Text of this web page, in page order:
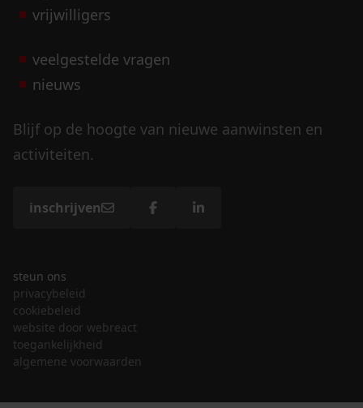
vrijwilligers
veelgestelde vragen
nieuws
Blijf op de hoogte van nieuwe aanwinsten en
activiteiten.
inschrijven
steun ons
privacybeleid
cookiebeleid
website door webreact
toegankelijkheid
algemene voorwaarden